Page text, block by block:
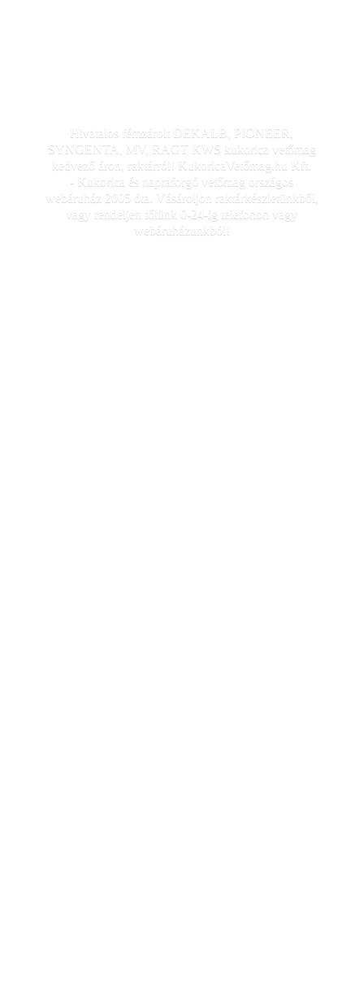
Hivatalos fémzárolt DEKALB, PIONEER,
SYNGENTA, MV, RAGT KWS kukorica vetőmag
kedvező áron, raktárról! KukoricaVetőmag.hu Kft.
- Kukorica és napraforgó vetőmag országos
webáruház 2005 óta. Vásároljon raktárkészletünkből,
vagy rendeljen tőlünk 0-24-ig telefonon
vagy
webáruházunkból!